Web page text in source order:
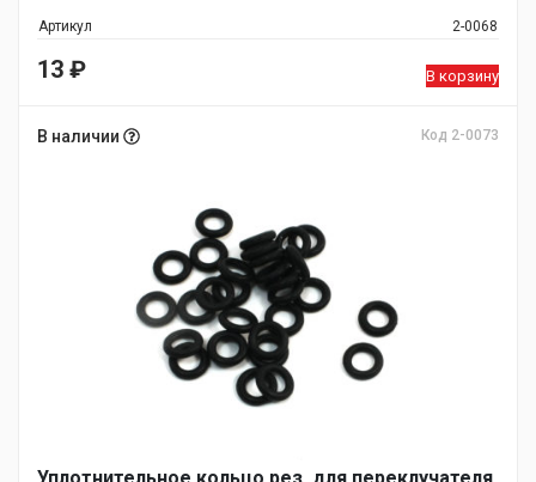
Артикул 2-0068
13 ₽ В корзину
В наличии Код 2-0073